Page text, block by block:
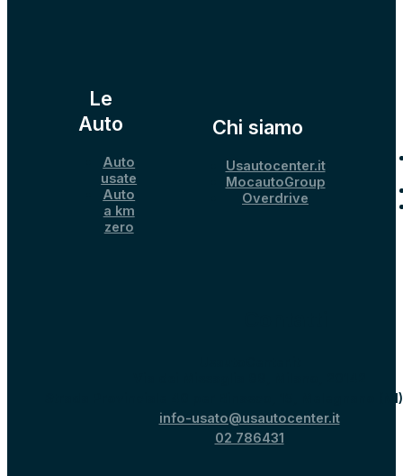
Le
Auto
Auto
usate
Auto
a km
zero
Chi siamo
Usautocenter.it
MocautoGroup
Overdrive
Strada Provinciale 40 per Binasco, 15, Melegnano
info-usato@usautocenter.it
02 786431